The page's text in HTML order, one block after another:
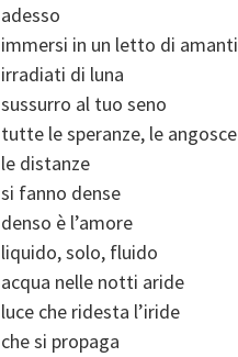
adesso
immersi in un letto di amanti
irradiati di luna
sussurro al tuo seno
tutte le speranze, le angosce
le distanze
si fanno dense
denso è l’amore
liquido, solo, fluido
acqua nelle notti aride
luce che ridesta l’iride
che si propaga